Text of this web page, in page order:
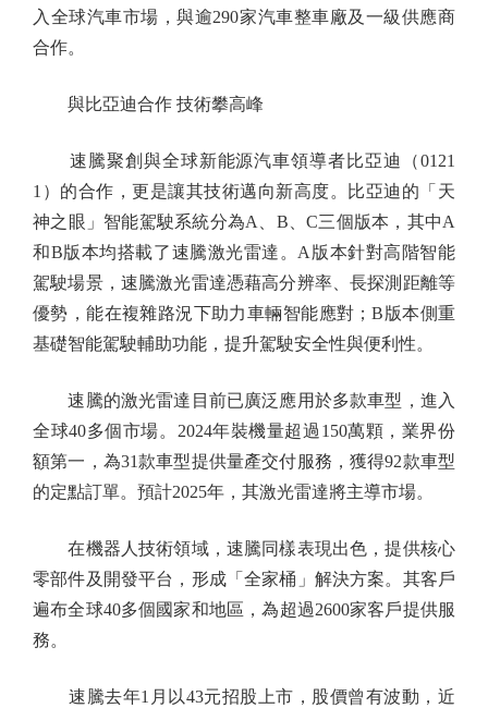
入全球汽車市場，與逾290家汽車整車廠及一級供應商
合作。
與比亞迪合作 技術攀高峰
速騰聚創與全球新能源汽車領導者比亞迪（0121
1）的合作，更是讓其技術邁向新高度。比亞迪的「天
神之眼」智能駕駛系統分為A、B、C三個版本，其中A
和B版本均搭載了速騰激光雷達。A版本針對高階智能
駕駛場景，速騰激光雷達憑藉高分辨率、長探測距離等
優勢，能在複雜路況下助力車輛智能應對；B版本側重
基礎智能駕駛輔助功能，提升駕駛安全性與便利性。
速騰的激光雷達目前已廣泛應用於多款車型，進入
全球40多個市場。2024年裝機量超過150萬顆，業界份
額第一，為31款車型提供量產交付服務，獲得92款車型
的定點訂單。預計2025年，其激光雷達將主導市場。
在機器人技術領域，速騰同樣表現出色，提供核心
零部件及開發平台，形成「全家桶」解決方案。其客戶
遍布全球40多個國家和地區，為超過2600家客戶提供服
務。
速騰去年1月以43元招股上市，股價曾有波動，近